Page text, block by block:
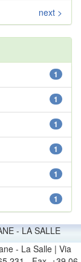
next >
1
1
1
1
1
1
- LA SALLE
- La Salle | Via